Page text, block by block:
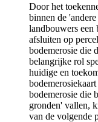
Door het
binnen de
landbouwers een
afsluiten op
bodemerosie die
belangrijke rol
huidige en
bodemerosie die
gronden' vallen,
van de volgende